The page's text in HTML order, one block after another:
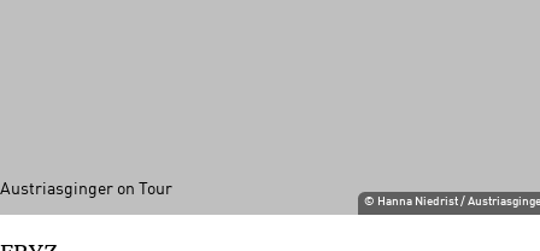
© Hanna Niedrist /
Austriasginger on Tour